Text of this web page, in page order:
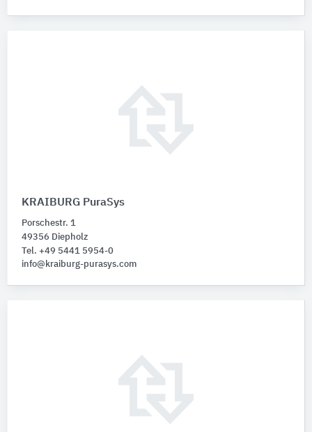
KRAIBURG PuraSys
Porschestr. 1
49356 Diepholz
Tel. +49 5441 5954-0
info@kraiburg-purasys.com